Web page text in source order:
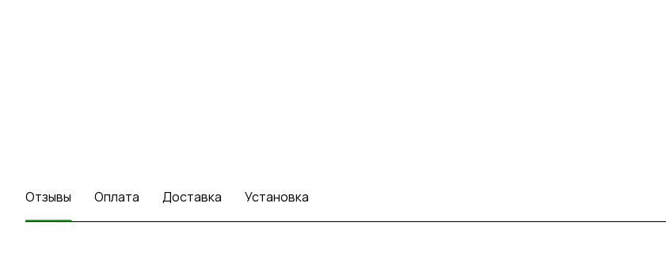
Отзывы Оплата Доставка Установка